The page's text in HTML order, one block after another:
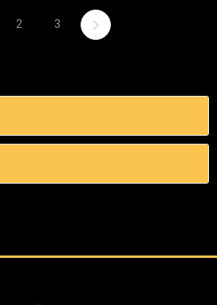
2 3